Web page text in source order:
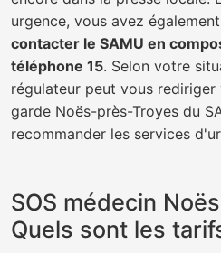
urgence, vous avez
contacter le SAMU en
téléphone 15. Selon votre
régulateur peut vous rediriger
garde Noës-près-Troyes du
recommander les services
SOS médecin
Quels sont les